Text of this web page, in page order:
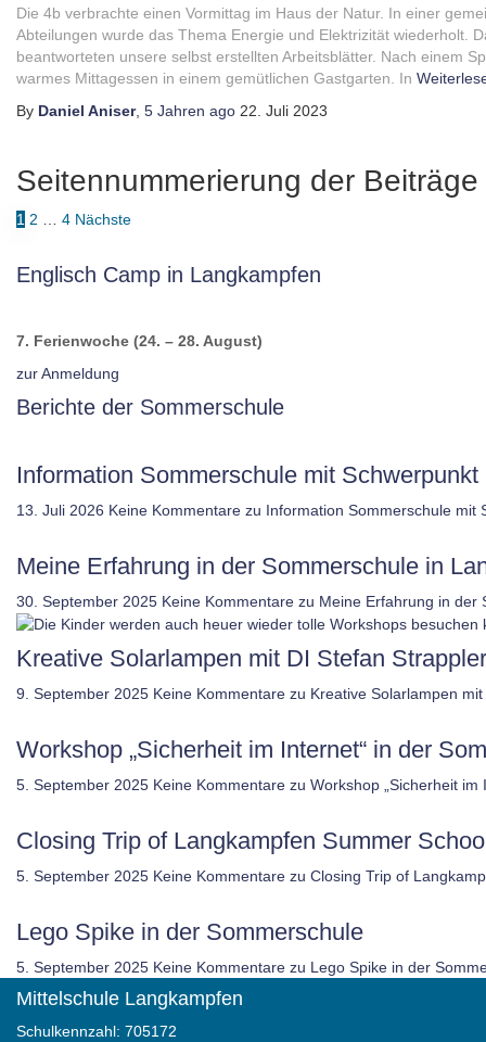
Die 4b verbrachte einen Vormittag im Haus der Natur. In einer
Abteilungen wurde das Thema Energie und Elektrizität wiederholt.
beantworteten unsere selbst erstellten Arbeitsblätter. Nach einem
warmes Mittagessen in einem gemütlichen Gastgarten. In
By Daniel Aniser, 5 Jahren ago 22. Juli 2023
Seitennummerierung der Beiträge
1 2 4 Nächste
Englisch Camp in Langkampfen
7. Ferienwoche (24. – 28. August)
zur Anmeldung
Berichte der Sommerschule
Information Sommerschule mit
13. Juli 2026 Keine Kommentare zu Information Sommerschule
Meine Erfahrung in der Sommerschule in
30. September 2025 Keine Kommentare zu Meine Erfahrung in der
Kreative Solarlampen mit DI Stefan
9. September 2025 Keine Kommentare zu Kreative Solarlampen
Workshop „Sicherheit im Internet“ in der
5. September 2025 Keine Kommentare zu Workshop „Sicherheit
Closing Trip of Langkampfen Summer
5. September 2025 Keine Kommentare zu Closing Trip of
Lego Spike in der Sommerschule
5. September 2025 Keine Kommentare zu Lego Spike in der
Mittelschule Langkampfen
Schulkennzahl: 705172